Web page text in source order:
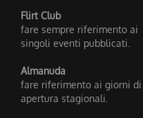
Flirt Club
fare sempre riferimento ai
singoli eventi pubblicati.
Almanuda
fare riferimento ai giorni di
apertura stagionali.